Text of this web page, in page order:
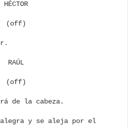
HÉCTOR
(off)
RAÚL
(off)
de la cabeza.
alegra y se aleja por el